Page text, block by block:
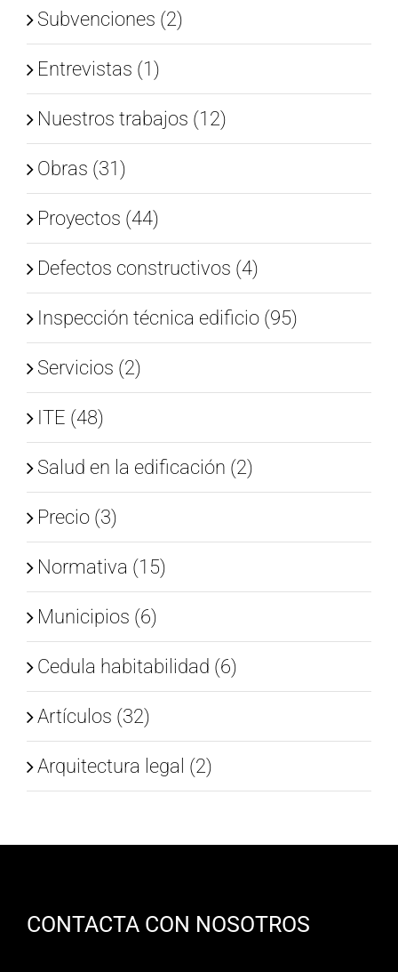
Subvenciones (2)
Entrevistas (1)
Nuestros trabajos (12)
Obras (31)
Proyectos (44)
Defectos constructivos (4)
Inspección técnica edificio (95)
Servicios (2)
ITE (48)
Salud en la edificación (2)
Precio (3)
Normativa (15)
Municipios (6)
Cedula habitabilidad (6)
Artículos (32)
Arquitectura legal (2)
CONTACTA CON NOSOTROS